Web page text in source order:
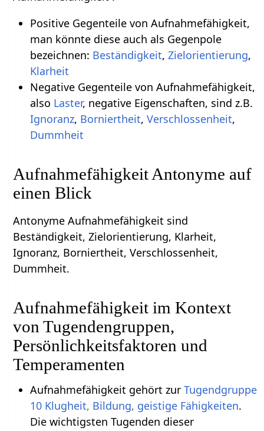
Positive Gegenteile von Aufnahmefähigkeit,
man könnte diese auch als Gegenpole
bezeichnen: Beständigkeit, Zielorientierung,
Klarheit
Negative Gegenteile von Aufnahmefähigkeit,
also Laster, negative Eigenschaften, sind z.B.
Ignoranz, Borniertheit, Verschlossenheit,
Dummheit
Aufnahmefähigkeit Antonyme auf
einen Blick
Antonyme Aufnahmefähigkeit sind
Beständigkeit, Zielorientierung, Klarheit,
Ignoranz, Borniertheit, Verschlossenheit,
Dummheit.
Aufnahmefähigkeit im Kontext
von Tugendengruppen,
Persönlichkeitsfaktoren und
Temperamenten
Aufnahmefähigkeit gehört zur Tugendgruppe
10 Klugheit, Bildung, geistige Fähigkeiten.
Die wichtigsten Tugenden dieser